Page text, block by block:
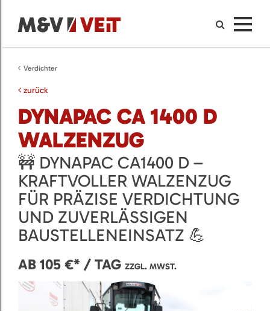
Verdichter
zurück
DYNAPAC CA 1400 D
WALZENZUG
🚧 DYNAPAC CA1400 D –
KRAFTVOLLER WALZENZUG
FÜR PRÄZISE VERDICHTUNG
UND ZUVERLÄSSIGEN
BAUSTELLENEINSATZ 💪
AB 105 €* / TAG ZZGL. MWST.